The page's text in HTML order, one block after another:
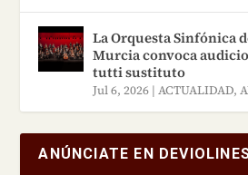
La Orquesta Sinfónica
Murcia convoca
tutti sustituto
Jul 6, 2026 |ACTUALIDAD,
ANÚNCIATE EN